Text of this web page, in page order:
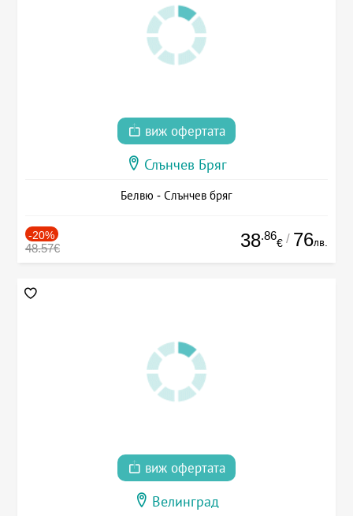
виж офертата
Слънчев Бряг
Белвю - Слънчев бряг
-20%
48.57€ 38.86
€ / 76лв.
виж офертата
Велинград